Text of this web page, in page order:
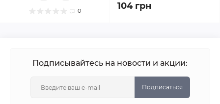
0 104 грн
Подписывайтесь на новости и акции:
Подписаться